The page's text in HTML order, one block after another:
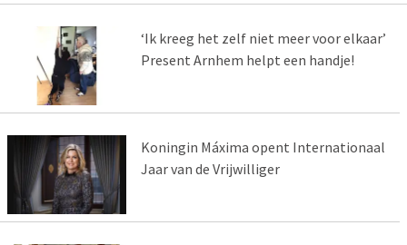
‘Ik kreeg het zelf niet meer voor elkaar’
Present Arnhem helpt een handje!
Koningin Máxima opent Internationaal
Jaar van de Vrijwilliger